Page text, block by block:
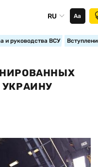
RU Аа
и руководства ВСУ